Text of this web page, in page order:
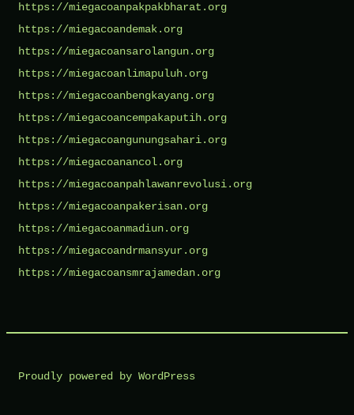
https://miegacoanpakpakbharat.org
https://miegacoandemak.org
https://miegacoansarolangun.org
https://miegacoanlimapuluh.org
https://miegacoanbengkayang.org
https://miegacoancempakaputih.org
https://miegacoangunungsahari.org
https://miegacoanancol.org
https://miegacoanpahlawanrevolusi.org
https://miegacoanpakerisan.org
https://miegacoanmadiun.org
https://miegacoandrmansyur.org
https://miegacoansmrajamedan.org
Proudly powered by WordPress